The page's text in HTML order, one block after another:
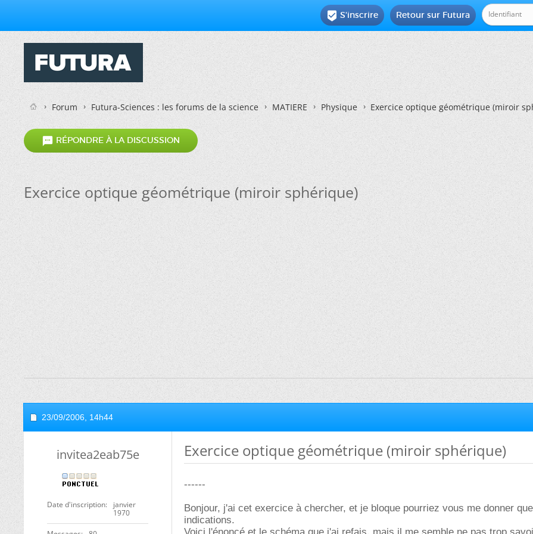
Retour sur Futura
 S'inscrire
Forum Futura-Sciences : les forums de la science MATIERE Physique Exercice optique géométrique (miroir
 RÉPONDRE À LA DISCUSSION
Exercice optique géométrique (miroir sphérique)
23/09/2006, 14h44
invitea2eab75e
Date d'inscription
janvier
1970
Exercice optique géométrique (miroir sphérique)
------
Bonjour, j'ai cet exercice à chercher, et je bloque pourriez vous me donner
indications.